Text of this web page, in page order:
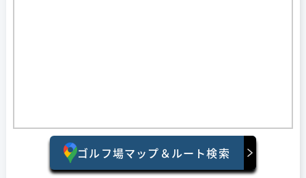
ゴルフ場マップ＆ルート検索